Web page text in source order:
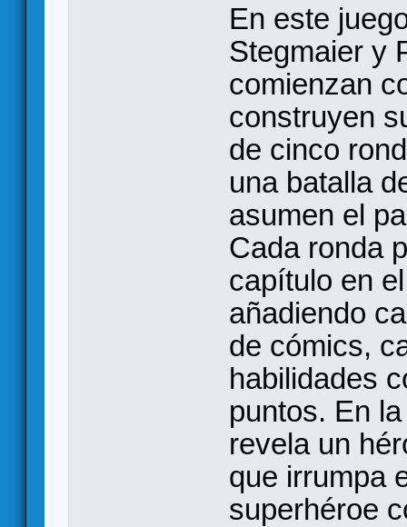
En este
Stegmaier y
comienzan
construyen
de cinco
una batalla
asumen el
Cada ronda
capítulo en
añadiendo
de cómics,
habilidades
puntos. En
revela un
que irrumpa
superhéroe